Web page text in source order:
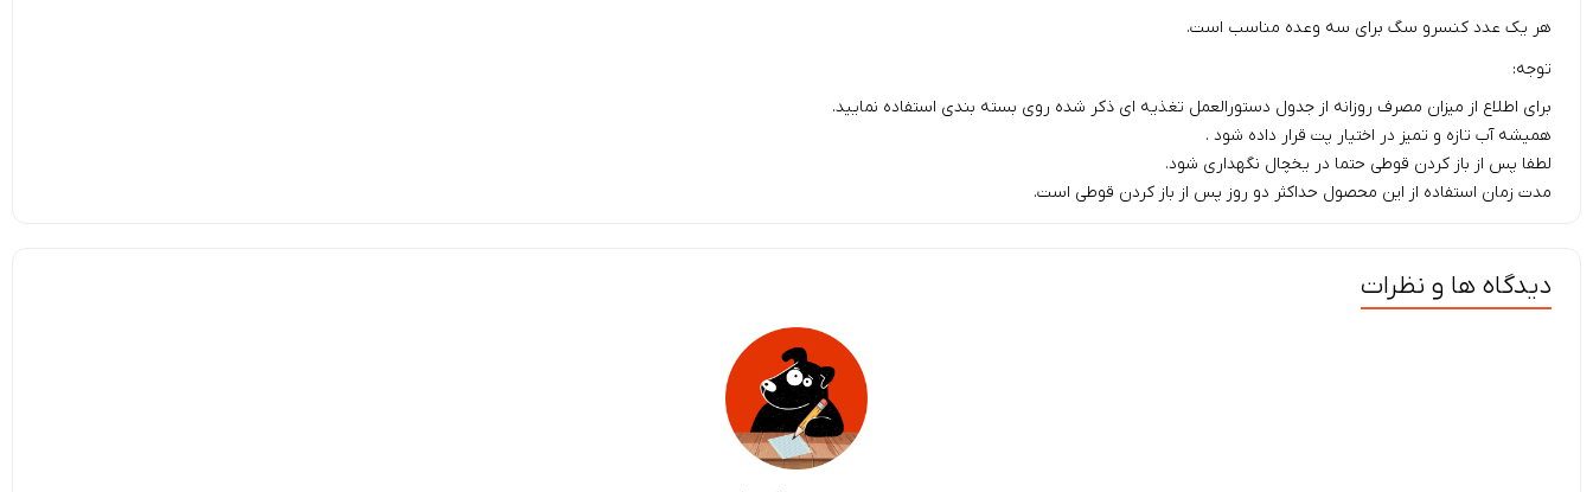
هر یک عدد کنسرو سگ برای سه وعده مناسب است.
توجه:
برای اطلاع از میزان مصرف روزانه از جدول دستورالعمل تغذیه ای ذکر شده روی بسته بندی استفاده نمایید.
همیشه آب تازه و تمیز در اختیار پت قرار داده شود .
لطفا پس از باز کردن قوطی حتما در یخچال نگهداری شود.
مدت زمان استفاده از این محصول حداکثر دو روز پس از باز کردن قوطی است.
دیدگاه ها و نظرات